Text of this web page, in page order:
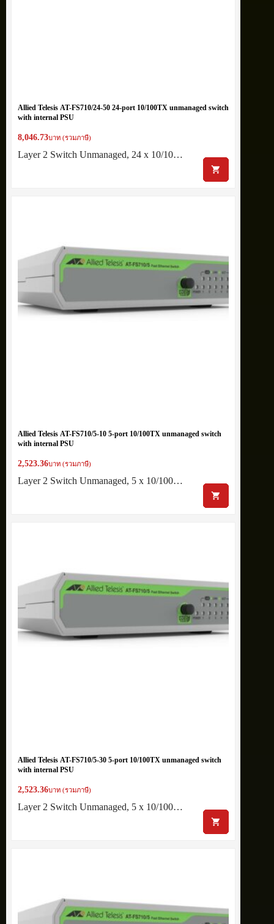
Allied Telesis AT-FS710/24-50 24-port 10/100TX unmanaged switch
with internal PSU
8,046.73บาท (รวมภาษี)
Layer 2 Switch Unmanaged, 24 x 10/10…
Allied Telesis AT-FS710/5-10 5-port 10/100TX unmanaged switch
with internal PSU
2,523.36บาท (รวมภาษี)
Layer 2 Switch Unmanaged, 5 x 10/100…
Allied Telesis AT-FS710/5-30 5-port 10/100TX unmanaged switch
with internal PSU
2,523.36บาท (รวมภาษี)
Layer 2 Switch Unmanaged, 5 x 10/100…